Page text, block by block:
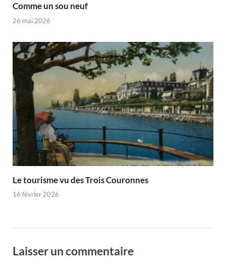
Comme un sou neuf
26 mai 2026
Le tourisme vu des Trois Couronnes
16 février 2026
Laisser un commentaire